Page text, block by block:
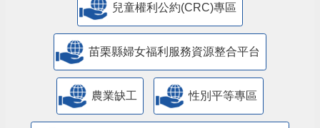
兒童權利公約(CRC)專區
苗栗縣婦女福利服務資源整合平台
農業缺工 性別平等專區